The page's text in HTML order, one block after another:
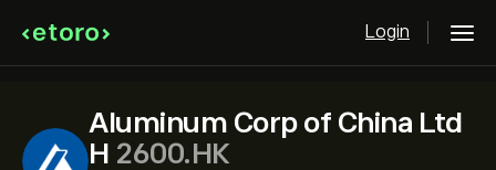
Login
Aluminum Corp of China Ltd
H 2600.HK